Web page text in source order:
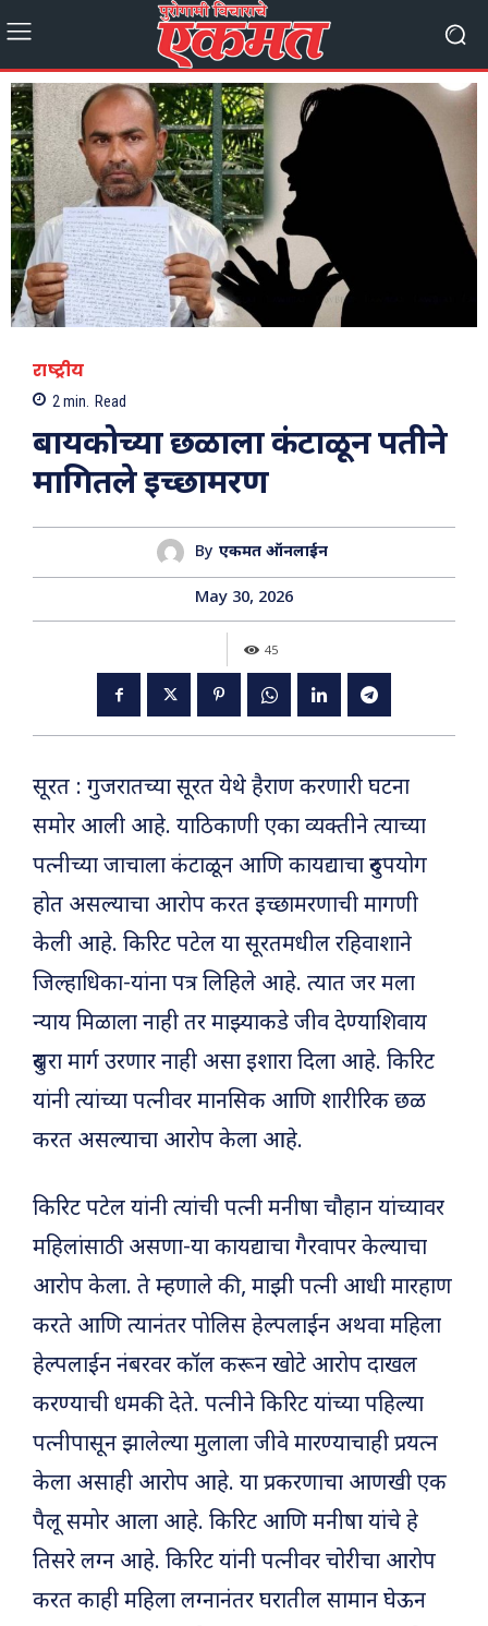
राष्ट्रीय
2 min. Read
बायकोच्या छळाला कंटाळून पतीने
मागितले इच्छामरण
By एकमत ऑनलाईन
May 30, 2026
45
सूरत : गुजरातच्या सूरत येथे हैराण करणारी घटना
समोर आली आहे. याठिकाणी एका व्यक्तीने त्याच्या
पत्नीच्या जाचाला कंटाळून आणि कायद्याचा दुरुपयोग
होत असल्याचा आरोप करत इच्छामरणाची मागणी
केली आहे. किरिट पटेल या सूरतमधील रहिवाशाने
जिल्हाधिका-यांना पत्र लिहिले आहे. त्यात जर मला
न्याय मिळाला नाही तर माझ्याकडे जीव देण्याशिवाय
दुसरा मार्ग उरणार नाही असा इशारा दिला आहे. किरिट
यांनी त्यांच्या पत्नीवर मानसिक आणि शारीरिक छळ
करत असल्याचा आरोप केला आहे.
किरिट पटेल यांनी त्यांची पत्नी मनीषा चौहान यांच्यावर
महिलांसाठी असणा-या कायद्याचा गैरवापर केल्याचा
आरोप केला. ते म्हणाले की, माझी पत्नी आधी मारहाण
करते आणि त्यानंतर पोलिस हेल्पलाईन अथवा महिला
हेल्पलाईन नंबरवर कॉल करून खोटे आरोप दाखल
करण्याची धमकी देते. पत्नीने किरिट यांच्या पहिल्या
पत्नीपासून झालेल्या मुलाला जीवे मारण्याचाही प्रयत्न
केला असाही आरोप आहे. या प्रकरणाचा आणखी एक
पैलू समोर आला आहे. किरिट आणि मनीषा यांचे हे
तिसरे लग्न आहे. किरिट यांनी पत्नीवर चोरीचा आरोप
करत काही महिला लग्नानंतर घरातील सामान घेऊन